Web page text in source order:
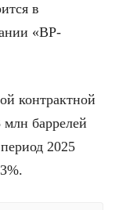
в
«BP-
контрактной
баррелей
2025